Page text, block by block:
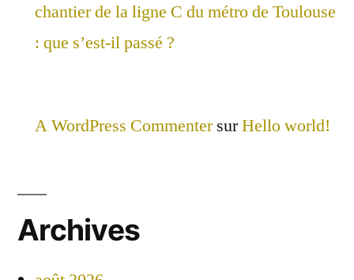
chantier de la ligne C du métro de Toulouse
: que s’est-il passé ?
A WordPress CommentersurHello world!
Archives